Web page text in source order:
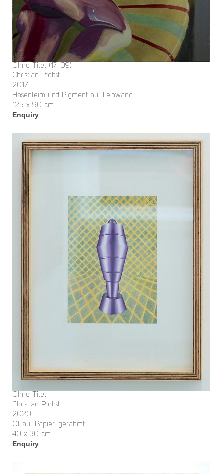
Ohne Titel (17_09)
Christian Probst
2017
Hasenleim und Pigment auf Leinwand
125 x 90 cm
Enquiry
Ohne Titel
Christian Probst
2020
Öl auf Papier, gerahmt
40 x 30 cm
Enquiry